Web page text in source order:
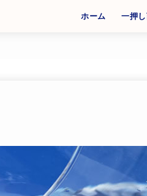
ホーム 一押